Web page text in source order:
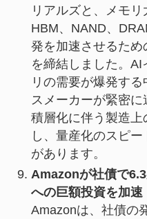
リアルズと、メモリ
HBM、NAND、
発を加速させるた
を締結しました。
リの需要が爆発す
スメーカーが緊密
積層化に伴う製造
し、量産化のスピ
があります。
Amazonが社債で
への巨額投資を加速
Amazonは、社債の